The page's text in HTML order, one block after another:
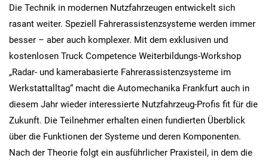
Die Technik in modernen Nutzfahrzeugen entwickelt sich
rasant weiter. Speziell Fahrerassistenzsysteme werden immer
besser – aber auch komplexer. Mit dem exklusiven und
kostenlosen Truck Competence Weiterbildungs-Workshop
„Radar- und kamerabasierte Fahrerassistenzsysteme im
Werkstattalltag“ macht die Automechanika Frankfurt auch in
diesem Jahr wieder interessierte Nutzfahrzeug-Profis fit für die
Zukunft. Die Teilnehmer erhalten einen fundierten Überblick
über die Funktionen der Systeme und deren Komponenten.
Nach der Theorie folgt ein ausführlicher Praxisteil, in dem die